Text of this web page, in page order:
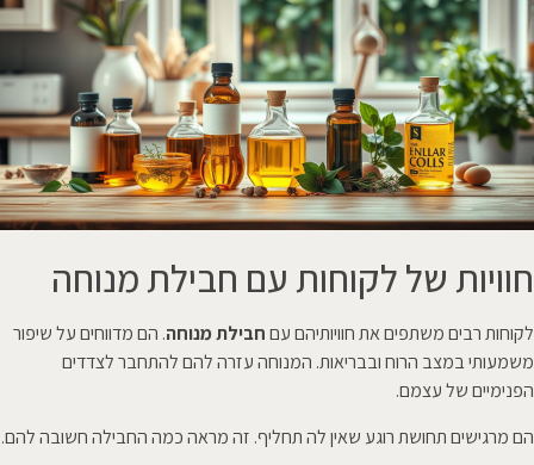
חוויות של לקוחות עם חבילת מנוחה
לקוחות רבים משתפים את חוויותיהם עםחבילת מנוחה. הם מדווחים על שיפור
משמעותי במצב הרוח ובבריאות. המנוחה עזרה להם להתחבר לצדדים
הפנימיים של עצמם.
הם מרגישים תחושת רוגע שאין לה תחליף. זה מראה כמה החבילה חשובה להם.